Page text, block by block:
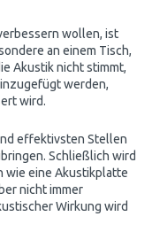
wollen, ist
an einem Tisch,
Akustiknicht stimmt,
werden,
wird.
effektivsten Stellen
Schließlich wird
wie eine Akustikplatte
nicht immer
Wirkung wird